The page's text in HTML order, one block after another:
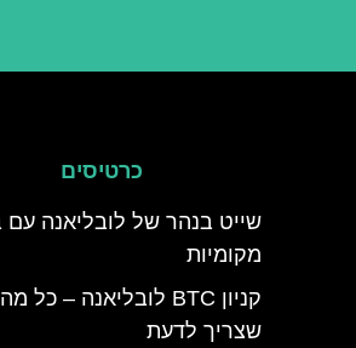
כרטיסים
שייט בנהר של לובליאנה עם
מקומיות
קניון BTC לובליאנה – כל מה
שצריך לדעת